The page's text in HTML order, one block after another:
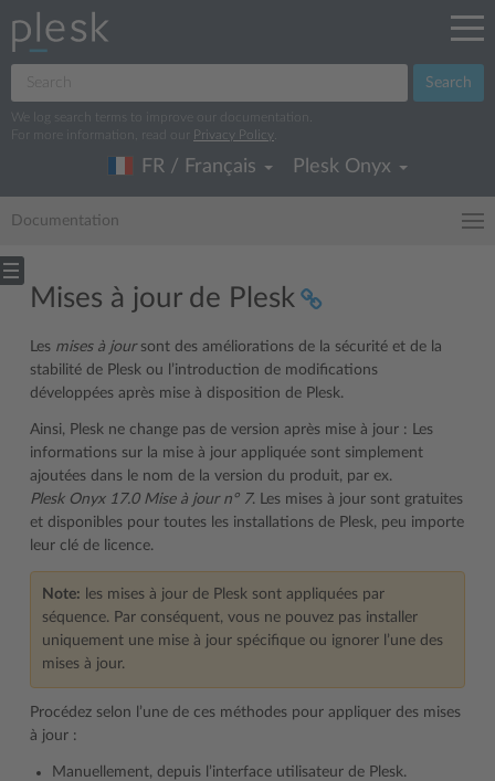
Search
We log search terms to improve our documentation.
For more information, read our
Privacy Policy
FR / Français Plesk Onyx
Documentation
Mises à jour de Plesk
Les mises à joursont des améliorations de la sécurité et de la
stabilité de Plesk ou l’introduction de modifications
développées après mise à disposition de Plesk.
Ainsi, Plesk ne change pas de version après mise à jour : Les
informations sur la mise à jour appliquée sont simplement
ajoutées dans le nom de la version du produit, par ex.
Plesk Onyx 17.0 Mise à jour n° 7. Les mises à jour sont gratuites
et disponibles pour toutes les installations de Plesk, peu importe
leur clé de licence.
Note: les mises à jour de Plesk sont appliquées par
séquence. Par conséquent, vous ne pouvez pas installer
uniquement une mise à jour spécifique ou ignorer l’une des
mises à jour.
Procédez selon l’une de ces méthodes pour appliquer des mises
à jour :
Manuellement, depuis l’interface utilisateur de Plesk.